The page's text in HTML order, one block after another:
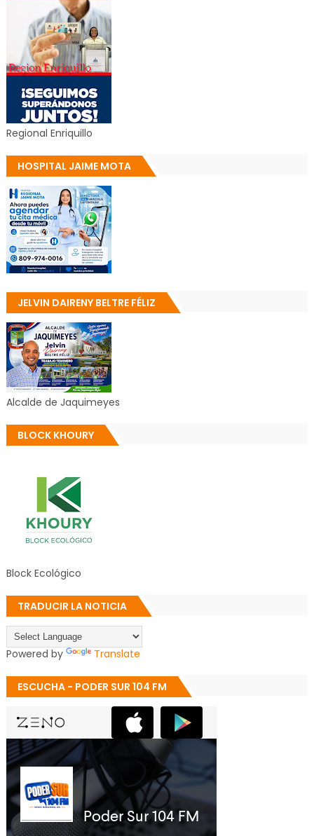
Regional Enriquillo
HOSPITAL JAIME MOTA
JELVIN DAIRENY BELTRE FÉLIZ
Alcalde de Jaquimeyes
BLOCK KHOURY
Block Ecológico
TRADUCIR LA NOTICIA
Powered by Translate
ESCUCHA - PODER SUR 104 FM